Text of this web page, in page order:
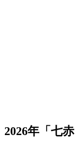
2026年「七赤